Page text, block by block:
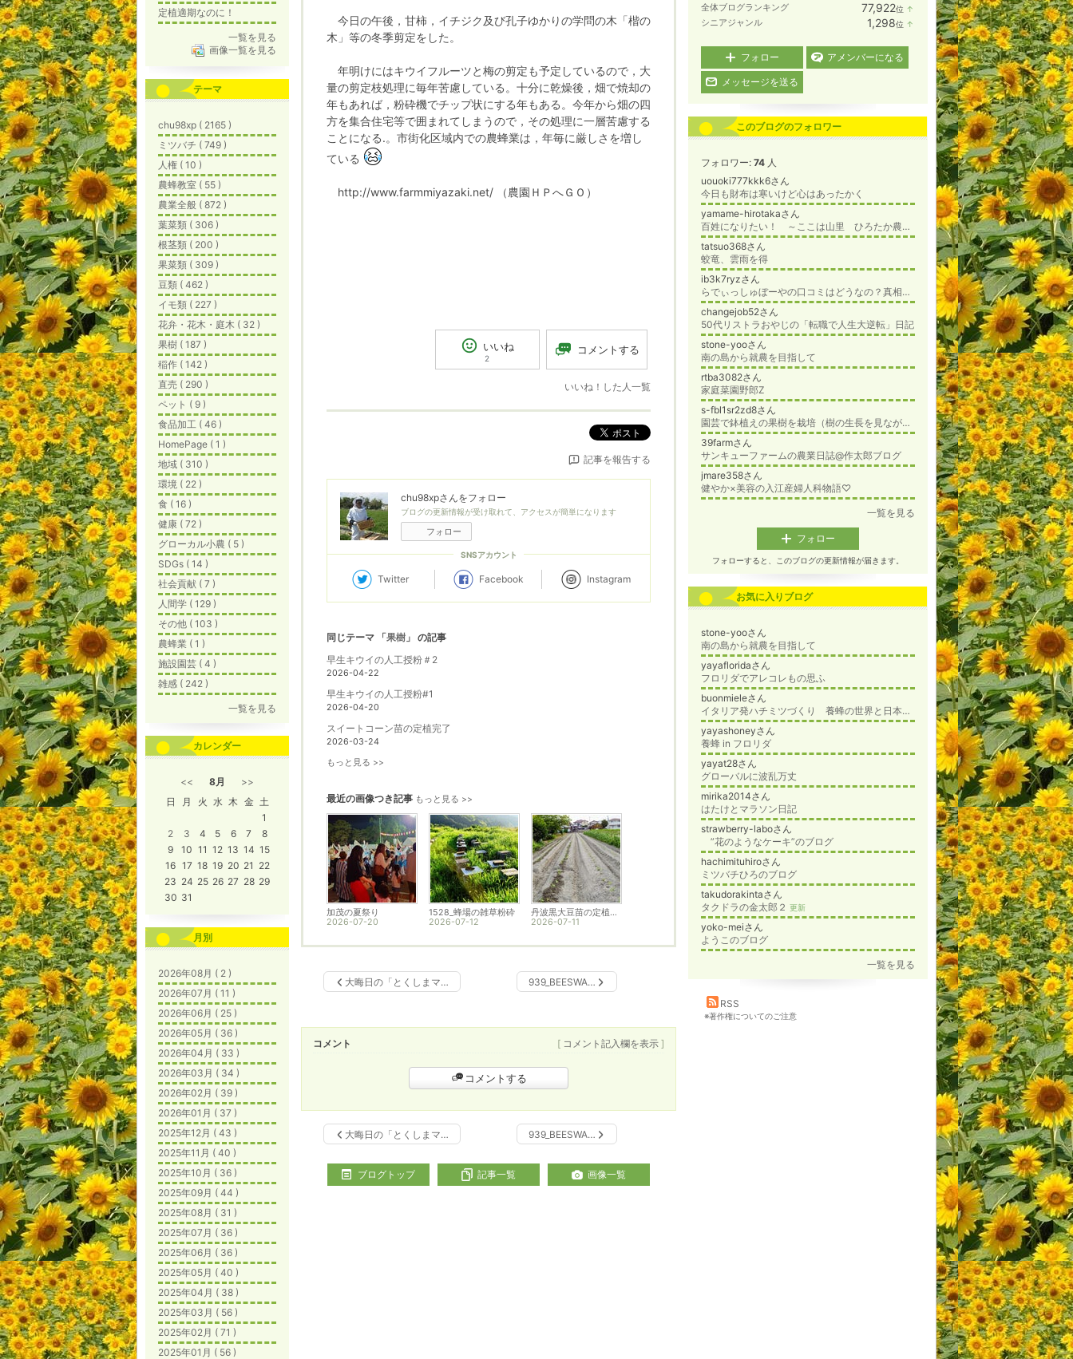
今日の午後，甘柿，イチジク及び孔子ゆかりの学問の木「楷の
木」等の冬季剪定をした。
年明けにはキウイフルーツと梅の剪定も予定しているので，大
量の剪定枝処理に毎年苦慮している。十分に乾燥後，畑で焼却の
年もあれば，粉砕機でチップ状にする年もある。今年から畑の四
方を集合住宅等で囲まれてしまうので，その処理に一層苦慮する
ことになる.。市街化区域内での農蜂業は，年毎に厳しさを増し
ている
http://www.farmmiyazaki.net/ （農園ＨＰへＧＯ）
いいね
2
コメントする
いいね！した人一覧
ポスト
記事を報告する
chu98xpさんをフォロー
ブログの更新情報が受け取れて、アクセスが簡単になります
フォロー
SNSアカウント
Twitter Facebook Instagram
同じテーマ 「果樹 」 の記事
早生キウイの人工授粉＃2
2026-04-22
早生キウイの人工授粉#1
2026-04-20
スイートコーン苗の定植完了
2026-03-24
もっと見る >>
最近の画像つき記事 もっと見る >>
加茂の夏祭り
2026-07-20
1528_蜂場の雑草粉砕
2026-07-12
丹波黒大豆苗の定植終了
2026-07-11
大晦日の「とくしまマ… 939_BEESWA…
[ コメント記入欄を表示 ]
コメント
コメントする
大晦日の「とくしまマ… 939_BEESWA…
ブログトップ 記事一覧 画像一覧
全体ブログランキング 77,922位 ↑
シニアジャンル 1,298位 ↑
フォロー アメンバーになる
メッセージを送る
このブログのフォロワー
フォロワー: 74 人
uouoki777kkk6さん
今日も財布は寒いけど心はあったかく
yamame-hirotakaさん
百姓になりたい！ ～ここは山里 ひろたか農園～
tatsuo368さん
蛟竜、雲雨を得
ib3k7ryzさん
らでぃっしゅぼーやの口コミはどうなの？真相を公開します！
changejob52さん
50代リストラおやじの「転職で人生大逆転」日記
stone-yooさん
南の島から就農を目指して
rtba3082さん
家庭菜園野郎Z
s-fbl1sr2zd8さん
園芸で鉢植えの果樹を栽培（樹の生長を見ながら果実を収穫して味わう）
39farmさん
サンキューファームの農業日誌@作太郎ブログ
jmare358さん
健やか×美容の入江産婦人科物語♡
一覧を見る
フォロー
フォローすると、このブログの更新情報が届きます。
お気に入りブログ
stone-yooさん
南の島から就農を目指して
yayafloridaさん
フロリダでアレコレもの思ふ
buonmieleさん
イタリア発ハチミツづくり 養蜂の世界と日本の田舎暮らし
yayashoneyさん
養蜂 in フロリダ
yayat28さん
グローバルに波乱万丈
mirika2014さん
はたけとマラソン日記
strawberry-laboさん
”花のようなケーキ”のブログ
hachimituhiroさん
ミツバチひろのブログ
takudorakintaさん
タクドラの金太郎２ 更新
yoko-meiさん
ようこのブログ
一覧を見る
RSS
※著作権についてのご注意
定植適期なのに！
一覧を見る
画像一覧を見る
テーマ
chu98xp ( 2165 )
ミツバチ ( 749 )
人権 ( 10 )
農蜂教室 ( 55 )
農業全般 ( 872 )
葉菜類 ( 306 )
根茎類 ( 200 )
果菜類 ( 309 )
豆類 ( 462 )
イモ類 ( 227 )
花弁・花木・庭木 ( 32 )
果樹 ( 187 )
稲作 ( 142 )
直売 ( 290 )
ペット ( 9 )
食品加工 ( 46 )
HomePage ( 1 )
地域 ( 310 )
環境 ( 22 )
食 ( 16 )
健康 ( 72 )
グローカル小農 ( 5 )
SDGs ( 14 )
社会貢献 ( 7 )
人間学 ( 129 )
その他 ( 103 )
農蜂業 ( 1 )
施設園芸 ( 4 )
雑感 ( 242 )
一覧を見る
カレンダー
<< 8月
>>
日
月 火 水 木 金 土
1
2
3 4 5 6 7
8
9
10 11 12 13 14 15
16 17 18 19 20 21 22
23 24 25 26 27 28 29
30 31
月別
2026年08月 ( 2 )
2026年07月 ( 11 )
2026年06月 ( 25 )
2026年05月 ( 36 )
2026年04月 ( 33 )
2026年03月 ( 34 )
2026年02月 ( 39 )
2026年01月 ( 37 )
2025年12月 ( 43 )
2025年11月 ( 40 )
2025年10月 ( 36 )
2025年09月 ( 44 )
2025年08月 ( 31 )
2025年07月 ( 36 )
2025年06月 ( 36 )
2025年05月 ( 40 )
2025年04月 ( 38 )
2025年03月 ( 56 )
2025年02月 ( 71 )
2025年01月 ( 56 )